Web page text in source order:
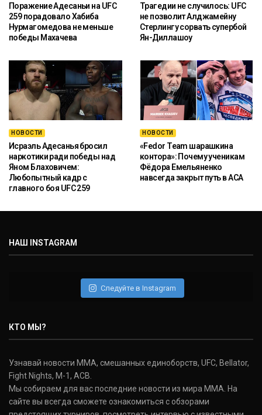
Поражение Адесаньи на UFC
259 порадовало Хабиба
Нурмагомедова не меньше
победы Махачева
Трагедии не случилось: UFC
не позволит Алджамейну
Стерлингу сорвать супербой
Ян-Диллашоу
НОВОСТИ
Исраэль Адесанья бросил
наркотики ради победы над
Яном Блаховичем:
Любопытный кадр с
главного боя UFC 259
НОВОСТИ
«Fedor Team шарашкина
контора»: Почему ученикам
Фёдора Емельяненко
навсегда закрыт путь в ACA
НАШ INSTAGRAM
Следуйте в Instagram
КТО МЫ?
Узнавай новости ММА, смешанных единоборств, UFC, Bellator,
Fight Nights, M-1, ACB.
Мы собираем для вас последние новости из мира ММА. На
сайте вы всегда сможете ознакомиться с обзорами